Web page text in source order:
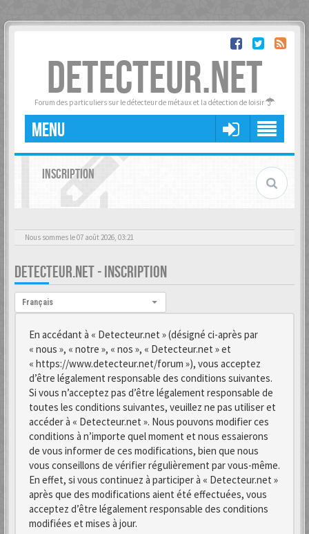
DETECTEUR.NET
Forum des particuliers sur le détecteur de métaux et la détection de loisir
MENU
INSCRIPTION
Nous sommes le 07 août 2026, 03:21
DETECTEUR.NET - INSCRIPTION
Langue :
Français
En accédant à « Detecteur.net » (désigné ci-après par
« nous », « notre », « nos », « Detecteur.net » et
« https://www.detecteur.net/forum »), vous acceptez
d’être légalement responsable des conditions suivantes.
Si vous n’acceptez pas d’être légalement responsable de
toutes les conditions suivantes, veuillez ne pas utiliser et
accéder à « Detecteur.net ». Nous pouvons modifier ces
conditions à n’importe quel moment et nous essaierons
de vous informer de ces modifications, bien que nous
vous conseillons de vérifier régulièrement par vous-même.
En effet, si vous continuez à participer à « Detecteur.net »
après que des modifications aient été effectuées, vous
acceptez d’être légalement responsable des conditions
modifiées et mises à jour.